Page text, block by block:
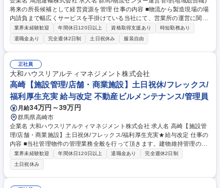
将来の所長候補として経営資源を管理 仕事の内容 ■物流から製造現場の場
内請負まで幅広くサービスを手掛けている当社にて、営業所の運営に関す
る管理業務全般をお任せします。 ■業務は幅広いですが、入社後に先輩社
員や研修から学んでいただけます。 【具体的には】 ■人事労務(勤怠管理
や採用)■経理(請求及び営業所の支払い等)■安全衛生に関する管理監督■製
造請負/貨物輸送及び営業倉庫に関わる事業所の運営全般 【将来的には】
■予算管理や取引先との価格交渉および営業活動など業務範囲を広げてい
ただき、所長など拠点の管理責任者を目指していただけます。 募集職種
群馬/物流センター運営管理(地域総合職)将来の所長候補として経営資源を
管理
業界未経験歓迎 年間休日120日以上 資格取得支援あり
時短勤務あり
退職金あり
完全週休2日制 土日祝休み 服装自由
正社員
大和ハウスリアルティマネジメント株式会社
高崎【施設管理/店舗・商業施設】土日祝休/フレックス/
福利厚生充実 給与改定 不動産ビルメンテナンス/管理員
月給34万円～39万円
群馬県高崎市
企業名 大和ハウスリアルティマネジメント株式会社 求人名 高崎【施設管
理/店舗・商業施設】土日祝休/フレックス/福利厚生充実★給与改定 仕事の
内容 ■当社管理物件の管理業務全般を行って頂きます。建物維持管理の為
のメンテナンス業務、テナントからの問い合わせ対応等がメインです。ま
た、一部建築工事の施工管理業務も発生する可能性もあります。 【詳
細】・問い合わせ対応：テナント様やオーナー様からの建物に関する問い
合わせの対応 ・工事手配：物件に異常がないかの確認。修繕が必要な場合
業界未経験歓迎 年間休日120日以上 退職金あり
完全週休2日制
土日祝休み